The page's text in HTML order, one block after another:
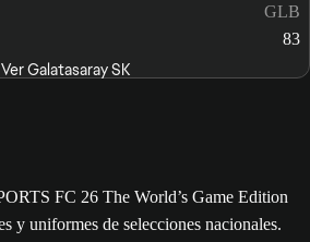
GLB
83
Ver Galatasaray SK